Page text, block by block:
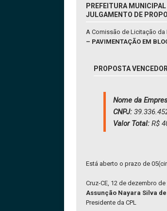
PREFEITURA
JULGAMENTO DE
A Comissão de Licitação
– PAVIMENTAÇÃO EM
PROPOSTA
Nome da
CNPJ:
Valor Total: R$
Está aberto o prazo de
Cruz-CE, 12 de dezembro de
Assunção Nayara Silva
Presidente da CPL